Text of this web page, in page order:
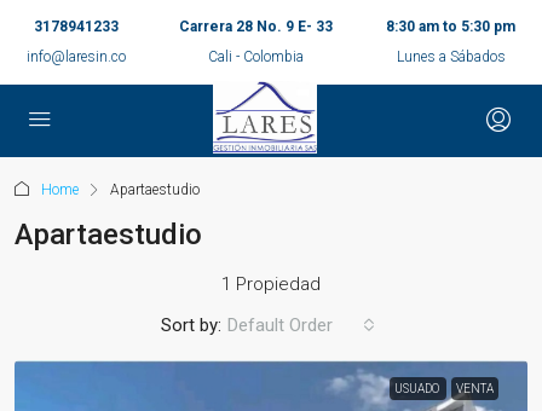
3178941233
info@laresin.co
Carrera 28 No. 9 E- 33
Cali - Colombia
8:30 am to 5:30 pm
Lunes a Sábados
Home Apartaestudio
Apartaestudio
1 Propiedad
Sort by: Default Order
USUADO VENTA